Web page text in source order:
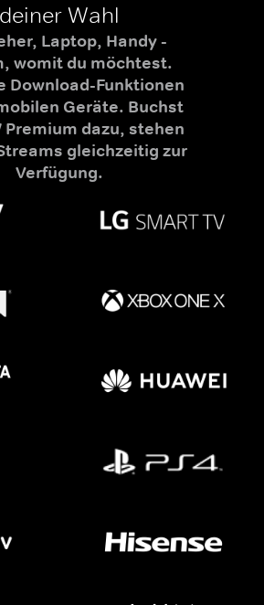
deiner Wahl
Laptop, Handy -
womit du möchtest.
Download-Funktionen
Geräte. Buchst
Premium dazu, stehen
gleichzeitig zur
Verfügung.